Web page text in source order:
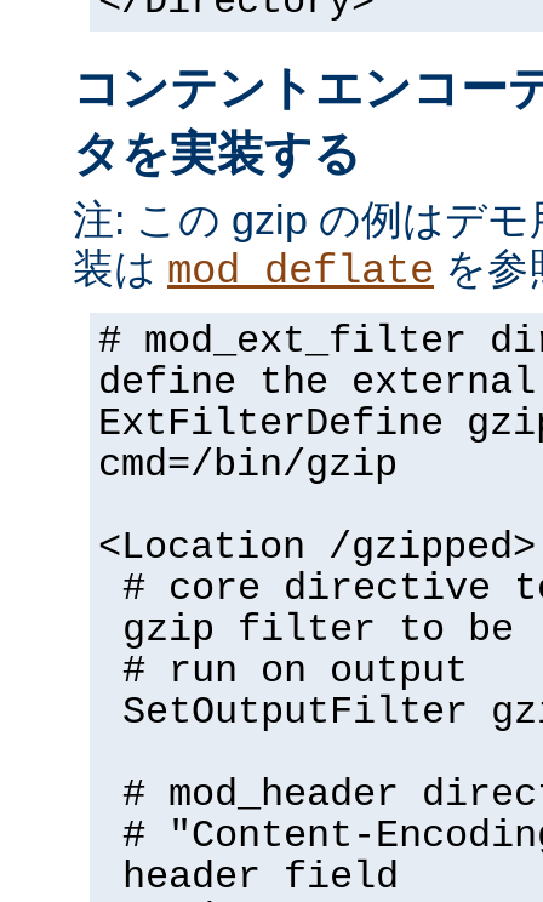
コンテントエンコー
タを実装する
注: この gzip の例はデ
装は mod_deflate を参
# mod_ext_filter
define the
ExtFilterDefine
cmd=/bin/gzip
<Location /gzipped>
# core directive
gzip filter to be
# run on output
SetOutputFilter
# mod_header
# "Content-
header field